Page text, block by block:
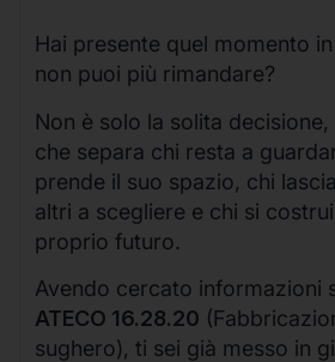
Hai presente quel momento
non puoi più rimandare?
Non è solo la solita
che separa chi resta a
prende il suo spazio, chi
altri a scegliere e chi si
proprio futuro.
Avendo cercato informazioni
ATECO 16.28.20
sughero), ti sei già messo in